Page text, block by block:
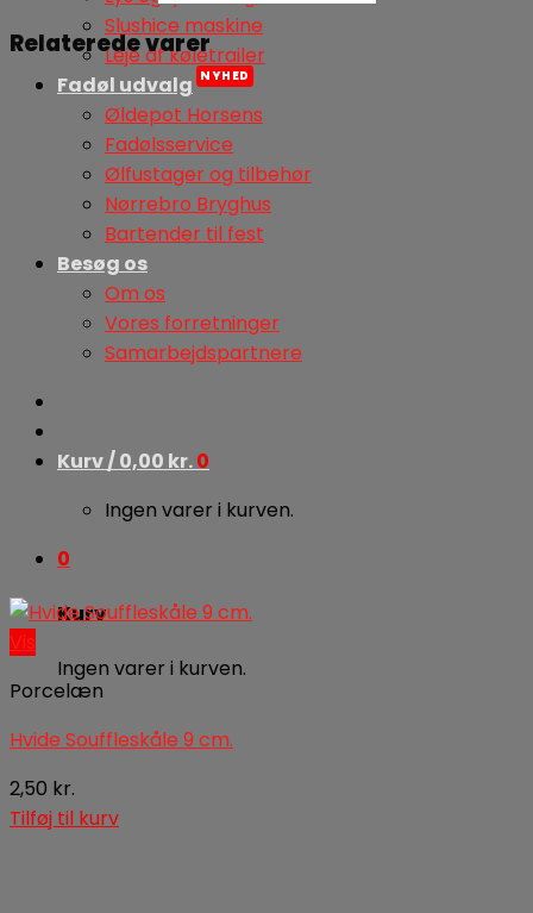
Slushice maskine
Leje af køletrailer
Fadøl udvalg
Øldepot Horsens
Fadølsservice
Ølfustager og tilbehør
Nørrebro Bryghus
Bartender til fest
Besøg os
Om os
Vores forretninger
Samarbejdspartnere
Kurv /0,00 kr.0
Ingen varer i kurven.
0
Kurv
Ingen varer i kurven.
Relaterede varer
Porcelæn
Hvide Souffleskåle 9 cm.
2,50 kr.
Tilføj til kurv